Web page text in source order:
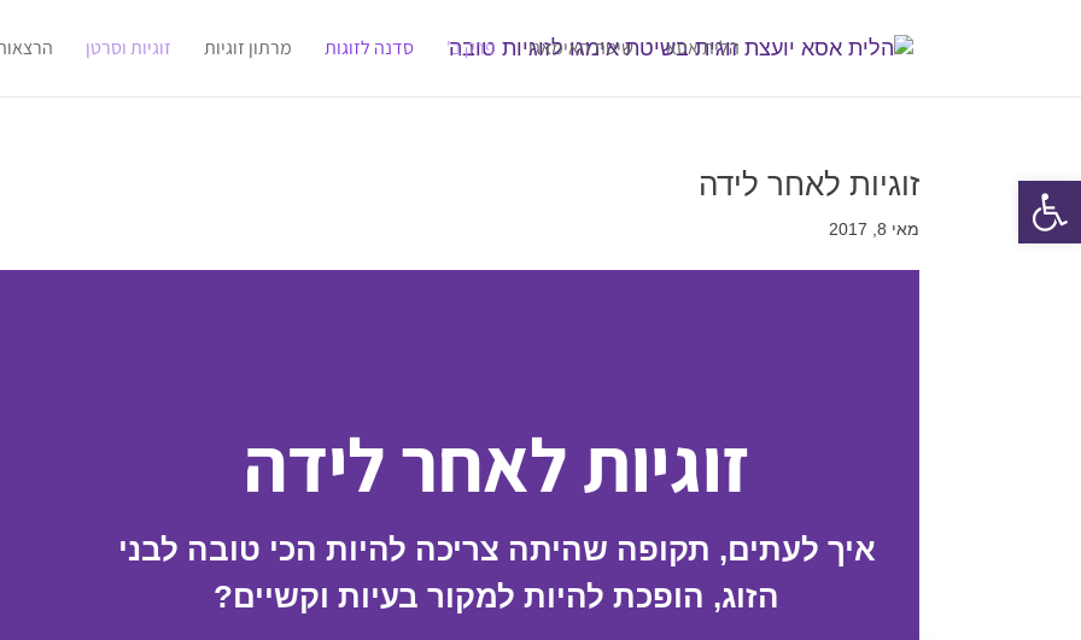
הלית אסא שיטת האימאגו פרק ב' סדנה לזוגות מרתון זוגיות זוגיות וסרטן
זוגיות לאחר לידה
מאי 8, 2017
זוגיות לאחר לידה
איך לעתים, תקופה שהיתה צריכה להיות הכי טובה לבני
הזוג, הופכת להיות למקור בעיות וקשיים?
פתח סרגל נגישות